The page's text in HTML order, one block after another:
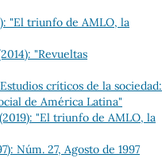
"El triunfo de AMLO, la
"Revueltas
críticos de la sociedad:
de América Latina"
"El triunfo de AMLO, la
Núm. 27, Agosto de 1997